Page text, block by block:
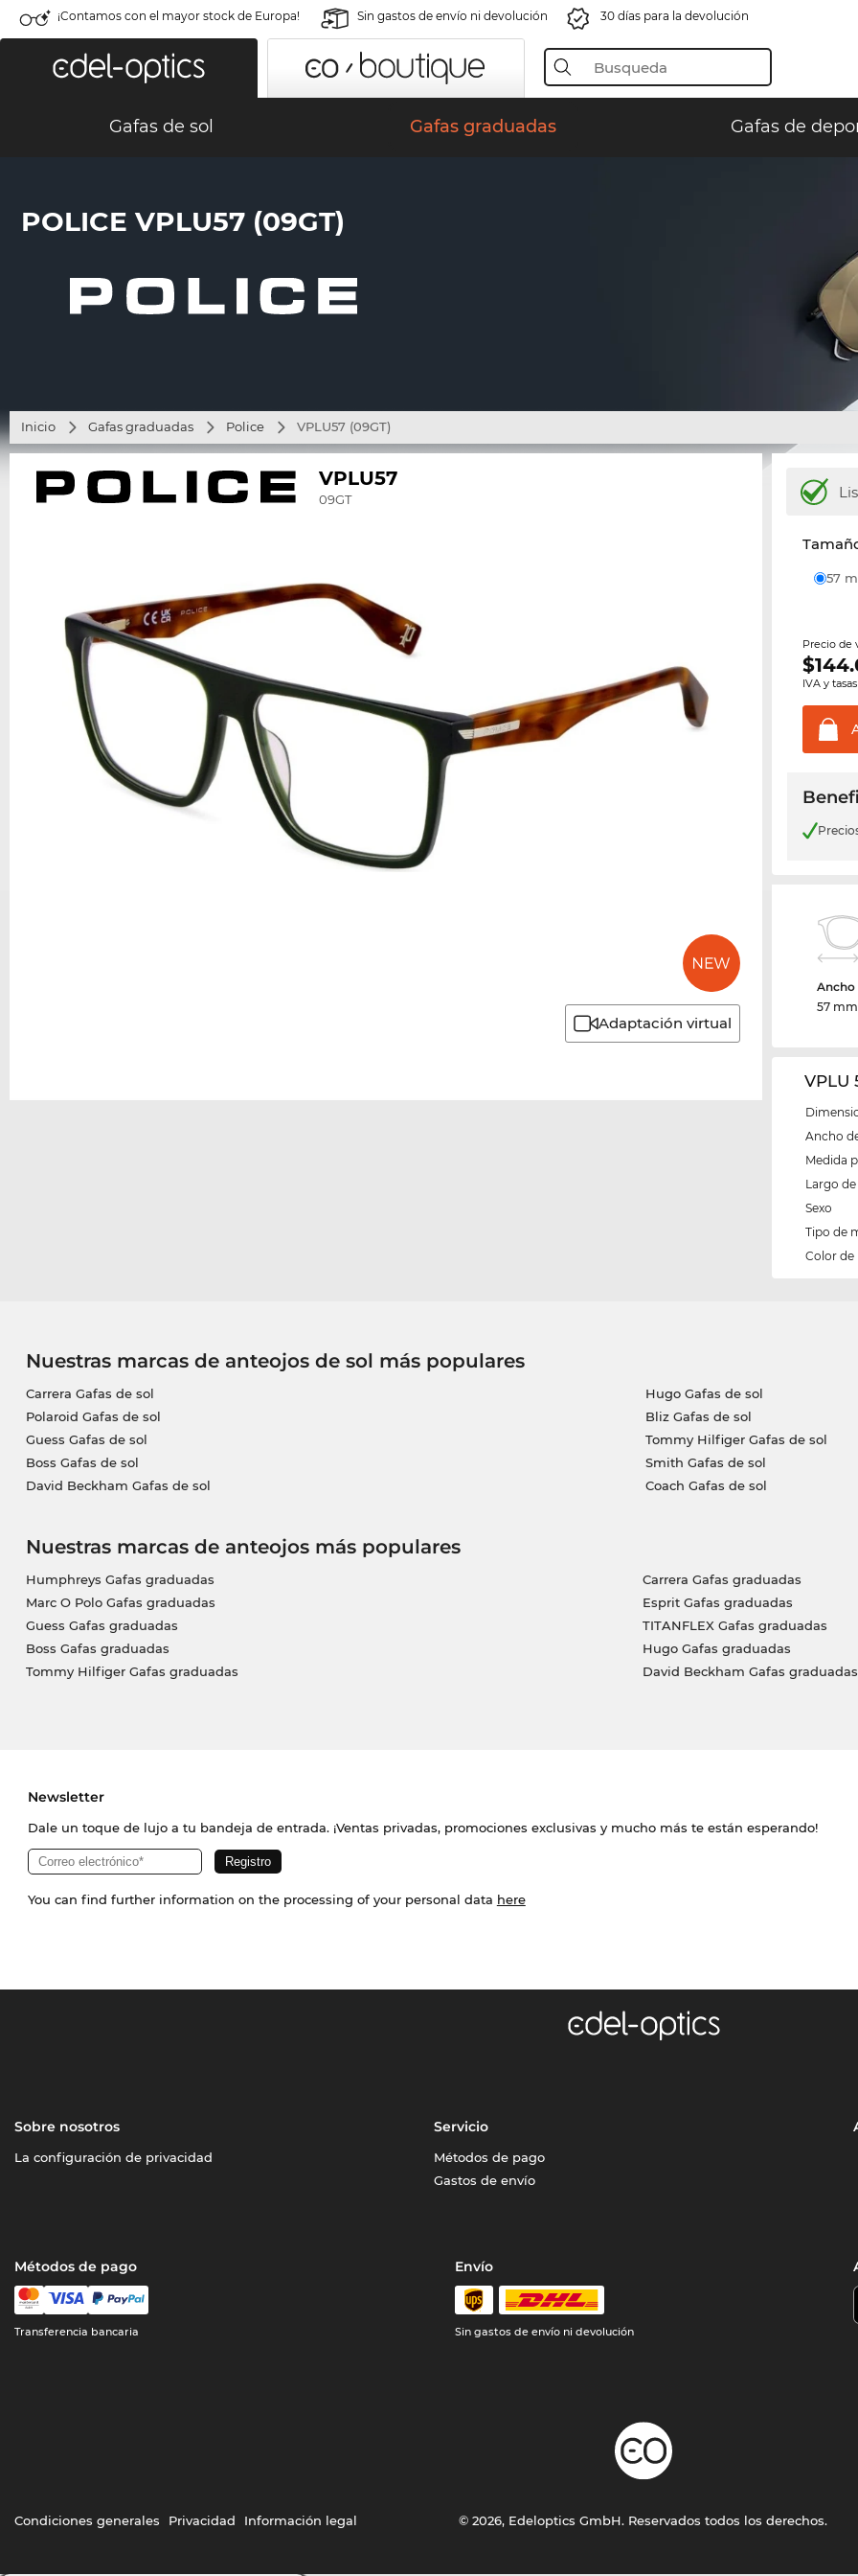
¡Contamos con el mayor stock de Europa! Sin gastos de envío ni devolución 30 días para la devolución
Gafas de sol Gafas graduadas Gafas de
POLICE VPLU57 (09GT)
Inicio Gafas graduadas Police VPLU57 (09GT)
VPLU57
09GT
Adaptación virtual
57
Precio de
$
IVA y
Ancho
57 mm
VPLU
Ancho
Medida
Largo
Sexo
Tipo de
Color de
Nuestras marcas de anteojos de sol más populares
Carrera Gafas de sol
Polaroid Gafas de sol
Guess Gafas de sol
Boss Gafas de sol
David Beckham Gafas de sol
Hugo Gafas de sol
Bliz Gafas de sol
Tommy Hilfiger Gafas de sol
Smith Gafas de sol
Coach Gafas de sol
Nuestras marcas de anteojos más populares
Humphreys Gafas graduadas
Marc O Polo Gafas graduadas
Guess Gafas graduadas
Boss Gafas graduadas
Tommy Hilfiger Gafas graduadas
Carrera Gafas graduadas
Esprit Gafas graduadas
TITANFLEX Gafas graduadas
Hugo Gafas graduadas
David Beckham Gafas graduadas
Newsletter
Dale un toque de lujo a tu bandeja de entrada. ¡Ventas privadas, promociones exclusivas y mucho más te están esperando!
You can find further information on the processing of your personal data here
Sobre nosotros
La configuración de privacidad
Servicio
Métodos de pago
Gastos de envío
Métodos de pago
Transferencia bancaria
Envío
Sin gastos de envío ni devolución
Condiciones generales Privacidad Información legal © 2026, Edeloptics GmbH. Reservados todos los derechos.